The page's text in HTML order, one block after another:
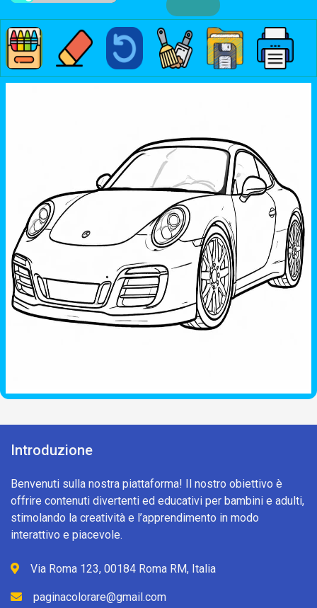
Introduzione
Benvenuti sulla nostra piattaforma! Il nostro obiettivo è
offrire contenuti divertenti ed educativi per bambini e adulti,
stimolando la creatività e l’apprendimento in modo
interattivo e piacevole.
Via Roma 123, 00184 Roma RM, Italia
paginacolorare@gmail.com